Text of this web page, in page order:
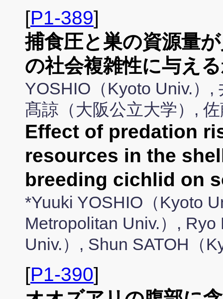
[P1-389]
捕食圧と巣の資源量
の社会複雑性に与え
YOSHIO（Kyoto Univ.）
髙諒（大阪公立大学）,
Effect of predation
resources in the
breeding cichlid on
*Yuuki YOSHIO（Kyoto
Metropolitan Univ.）,
Univ.）, Shun SATOH（
[P1-390]